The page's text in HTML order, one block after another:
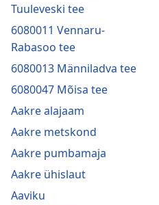
Tuuleveski tee
6080011 Vennaru-
Rabasoo tee
6080013 Männiladva tee
6080047 Mõisa tee
Aakre alajaam
Aakre metskond
Aakre pumbamaja
Aakre ühislaut
Aaviku